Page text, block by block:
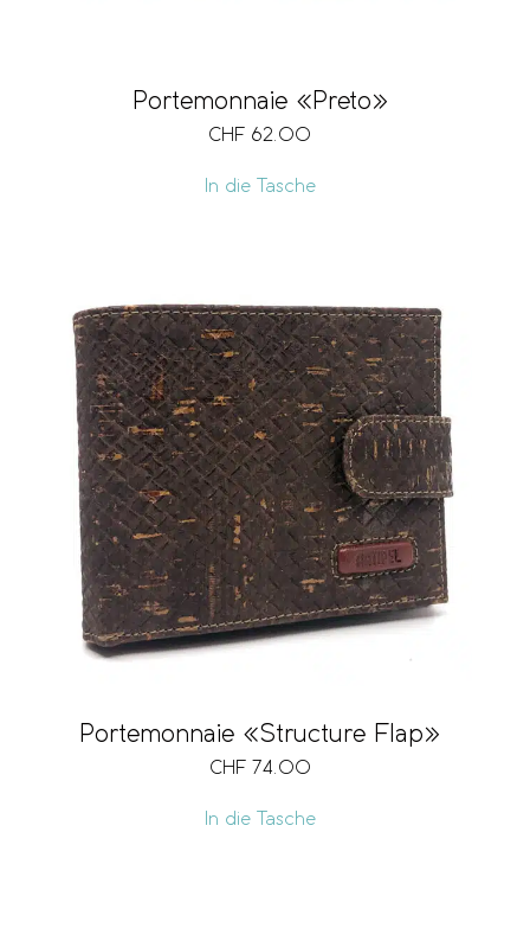
Portemonnaie «Preto»
CHF 62.00
In die Tasche
Portemonnaie «Structure Flap»
CHF 74.00
In die Tasche